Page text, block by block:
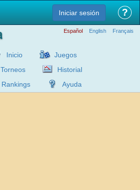
Iniciar sesión ?
Español English Français
Inicio
Juegos
Torneos
Historial
Rankings
Ayuda